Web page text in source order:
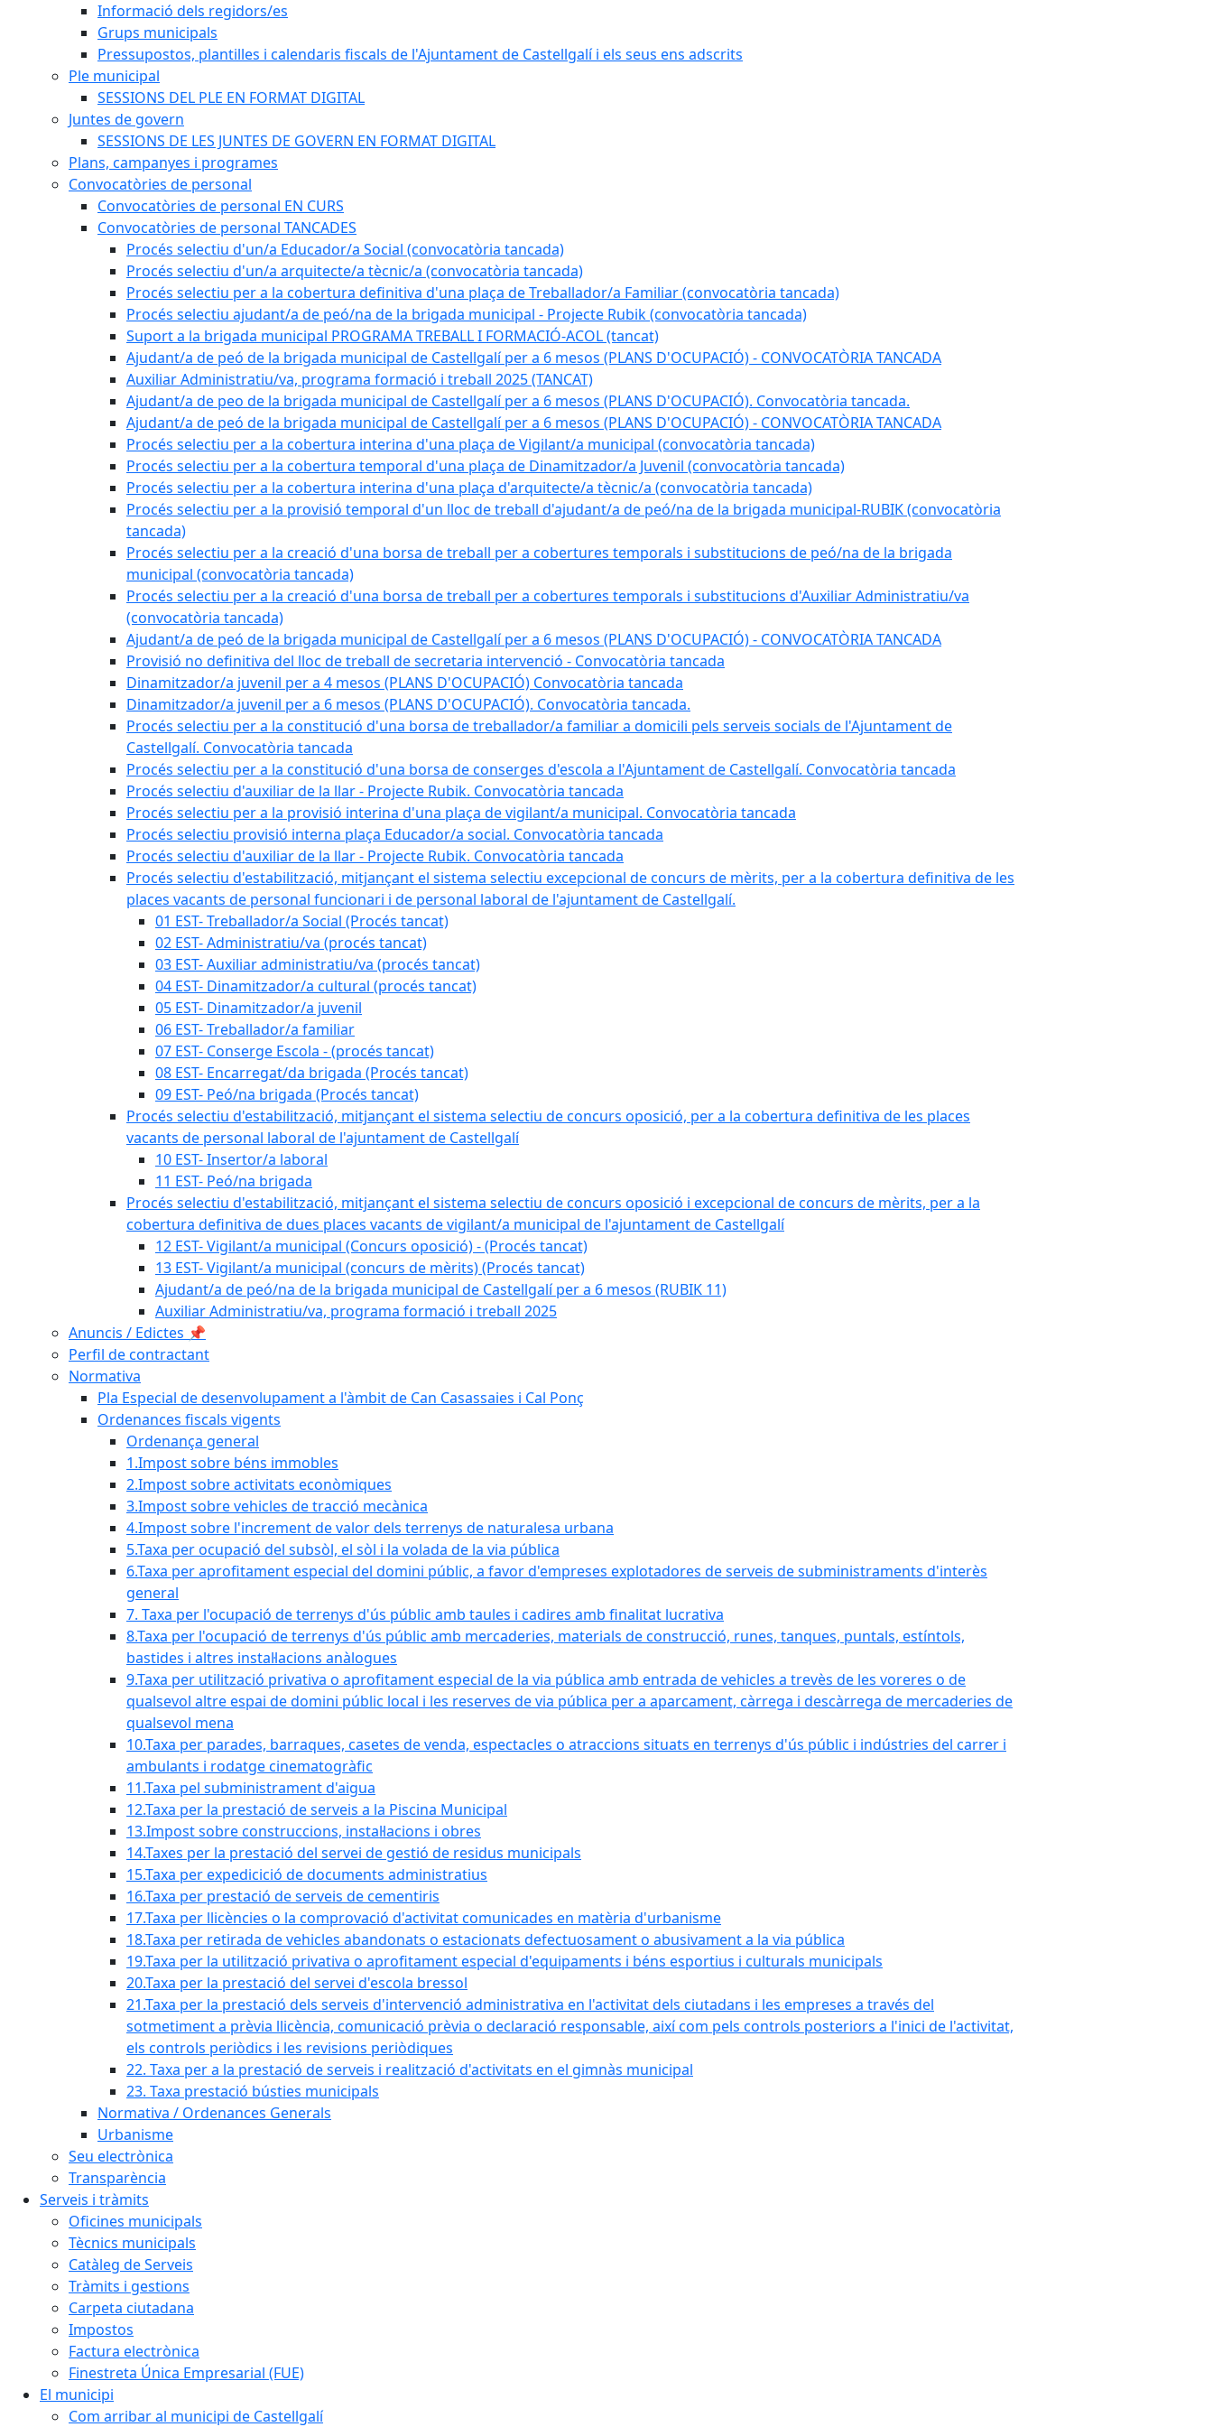
Informació dels regidors/es
Grups municipals
Pressupostos, plantilles i calendaris fiscals de l'Ajuntament de Castellgalí i els seus ens adscrits
Ple municipal
SESSIONS DEL PLE EN FORMAT DIGITAL
Juntes de govern
SESSIONS DE LES JUNTES DE GOVERN EN FORMAT DIGITAL
Plans, campanyes i programes
Convocatòries de personal
Convocatòries de personal EN CURS
Convocatòries de personal TANCADES
Procés selectiu d'un/a Educador/a Social (convocatòria tancada)
Procés selectiu d'un/a arquitecte/a tècnic/a (convocatòria tancada)
Procés selectiu per a la cobertura definitiva d'una plaça de Treballador/a Familiar (convocatòria tancada)
Procés selectiu ajudant/a de peó/na de la brigada municipal - Projecte Rubik (convocatòria tancada)
Suport a la brigada municipal PROGRAMA TREBALL I FORMACIÓ-ACOL (tancat)
Ajudant/a de peó de la brigada municipal de Castellgalí per a 6 mesos (PLANS D'OCUPACIÓ) - CONVOCATÒRIA TANCADA
Auxiliar Administratiu/va, programa formació i treball 2025 (TANCAT)
Ajudant/a de peo de la brigada municipal de Castellgalí per a 6 mesos (PLANS D'OCUPACIÓ). Convocatòria tancada.
Ajudant/a de peó de la brigada municipal de Castellgalí per a 6 mesos (PLANS D'OCUPACIÓ) - CONVOCATÒRIA TANCADA
Procés selectiu per a la cobertura interina d'una plaça de Vigilant/a municipal (convocatòria tancada)
Procés selectiu per a la cobertura temporal d'una plaça de Dinamitzador/a Juvenil (convocatòria tancada)
Procés selectiu per a la cobertura interina d'una plaça d'arquitecte/a tècnic/a (convocatòria tancada)
Procés selectiu per a la provisió temporal d'un lloc de treball d'ajudant/a de peó/na de la brigada municipal-RUBIK (convocatòria
tancada)
Procés selectiu per a la creació d'una borsa de treball per a cobertures temporals i substitucions de peó/na de la brigada
municipal (convocatòria tancada)
Procés selectiu per a la creació d'una borsa de treball per a cobertures temporals i substitucions d'Auxiliar Administratiu/va
(convocatòria tancada)
Ajudant/a de peó de la brigada municipal de Castellgalí per a 6 mesos (PLANS D'OCUPACIÓ) - CONVOCATÒRIA TANCADA
Provisió no definitiva del lloc de treball de secretaria intervenció - Convocatòria tancada
Dinamitzador/a juvenil per a 4 mesos (PLANS D'OCUPACIÓ) Convocatòria tancada
Dinamitzador/a juvenil per a 6 mesos (PLANS D'OCUPACIÓ). Convocatòria tancada.
Procés selectiu per a la constitució d'una borsa de treballador/a familiar a domicili pels serveis socials de l'Ajuntament de
Castellgalí. Convocatòria tancada
Procés selectiu per a la constitució d'una borsa de conserges d'escola a l'Ajuntament de Castellgalí. Convocatòria tancada
Procés selectiu d'auxiliar de la llar - Projecte Rubik. Convocatòria tancada
Procés selectiu per a la provisió interina d'una plaça de vigilant/a municipal. Convocatòria tancada
Procés selectiu provisió interna plaça Educador/a social. Convocatòria tancada
Procés selectiu d'auxiliar de la llar - Projecte Rubik. Convocatòria tancada
Procés selectiu d'estabilització, mitjançant el sistema selectiu excepcional de concurs de mèrits, per a la cobertura definitiva de les
places vacants de personal funcionari i de personal laboral de l'ajuntament de Castellgalí.
01 EST- Treballador/a Social (Procés tancat)
02 EST- Administratiu/va (procés tancat)
03 EST- Auxiliar administratiu/va (procés tancat)
04 EST- Dinamitzador/a cultural (procés tancat)
05 EST- Dinamitzador/a juvenil
06 EST- Treballador/a familiar
07 EST- Conserge Escola - (procés tancat)
08 EST- Encarregat/da brigada (Procés tancat)
09 EST- Peó/na brigada (Procés tancat)
Procés selectiu d'estabilització, mitjançant el sistema selectiu de concurs oposició, per a la cobertura definitiva de les places
vacants de personal laboral de l'ajuntament de Castellgalí
10 EST- Insertor/a laboral
11 EST- Peó/na brigada
Procés selectiu d'estabilització, mitjançant el sistema selectiu de concurs oposició i excepcional de concurs de mèrits, per a la
cobertura definitiva de dues places vacants de vigilant/a municipal de l'ajuntament de Castellgalí
12 EST- Vigilant/a municipal (Concurs oposició) - (Procés tancat)
13 EST- Vigilant/a municipal (concurs de mèrits) (Procés tancat)
Ajudant/a de peó/na de la brigada municipal de Castellgalí per a 6 mesos (RUBIK 11)
Auxiliar Administratiu/va, programa formació i treball 2025
Anuncis / Edictes 📌
Perfil de contractant
Normativa
Pla Especial de desenvolupament a l'àmbit de Can Casassaies i Cal Ponç
Ordenances fiscals vigents
Ordenança general
1.Impost sobre béns immobles
2.Impost sobre activitats econòmiques
3.Impost sobre vehicles de tracció mecànica
4.Impost sobre l'increment de valor dels terrenys de naturalesa urbana
5.Taxa per ocupació del subsòl, el sòl i la volada de la via pública
6.Taxa per aprofitament especial del domini públic, a favor d'empreses explotadores de serveis de subministraments d'interès
general
7. Taxa per l'ocupació de terrenys d'ús públic amb taules i cadires amb finalitat lucrativa
8.Taxa per l'ocupació de terrenys d'ús públic amb mercaderies, materials de construcció, runes, tanques, puntals, estíntols,
bastides i altres instal·lacions anàlogues
9.Taxa per utilització privativa o aprofitament especial de la via pública amb entrada de vehicles a trevès de les voreres o de
qualsevol altre espai de domini públic local i les reserves de via pública per a aparcament, càrrega i descàrrega de mercaderies de
qualsevol mena
10.Taxa per parades, barraques, casetes de venda, espectacles o atraccions situats en terrenys d'ús públic i indústries del carrer i
ambulants i rodatge cinematogràfic
11.Taxa pel subministrament d'aigua
12.Taxa per la prestació de serveis a la Piscina Municipal
13.Impost sobre construccions, instal·lacions i obres
14.Taxes per la prestació del servei de gestió de residus municipals
15.Taxa per expedicició de documents administratius
16.Taxa per prestació de serveis de cementiris
17.Taxa per llicències o la comprovació d'activitat comunicades en matèria d'urbanisme
18.Taxa per retirada de vehicles abandonats o estacionats defectuosament o abusivament a la via pública
19.Taxa per la utilització privativa o aprofitament especial d'equipaments i béns esportius i culturals municipals
20.Taxa per la prestació del servei d'escola bressol
21.Taxa per la prestació dels serveis d'intervenció administrativa en l'activitat dels ciutadans i les empreses a través del
sotmetiment a prèvia llicència, comunicació prèvia o declaració responsable, així com pels controls posteriors a l'inici de l'activitat,
els controls periòdics i les revisions periòdiques
22. Taxa per a la prestació de serveis i realització d'activitats en el gimnàs municipal
23. Taxa prestació bústies municipals
Normativa / Ordenances Generals
Urbanisme
Seu electrònica
Transparència
Serveis i tràmits
Oficines municipals
Tècnics municipals
Catàleg de Serveis
Tràmits i gestions
Carpeta ciutadana
Impostos
Factura electrònica
Finestreta Única Empresarial (FUE)
El municipi
Com arribar al municipi de Castellgalí